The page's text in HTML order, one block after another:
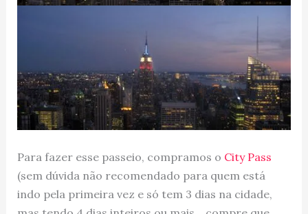
Para fazer esse passeio, compramos o City Pass
(sem dúvida não recomendado para quem está
indo pela primeira vez e só tem 3 dias na cidade,